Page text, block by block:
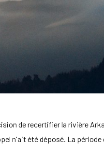
de recertifier la rivière
n'ait été déposé. La